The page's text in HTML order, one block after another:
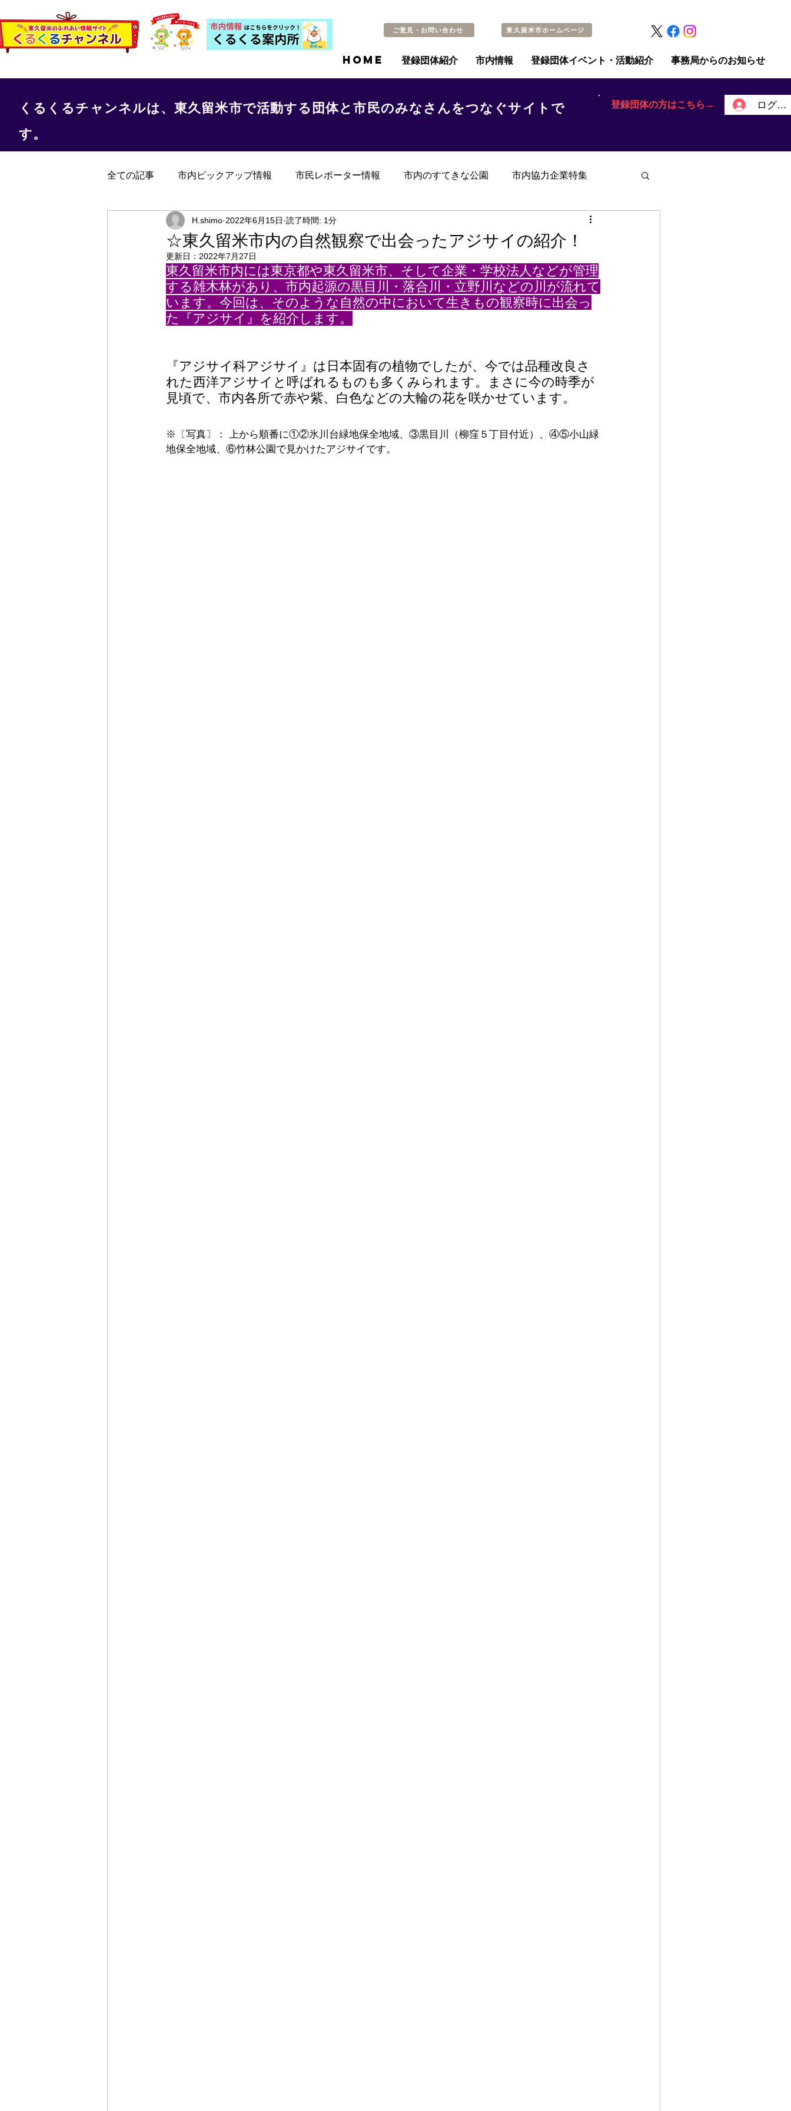
ご意見・お問い合わせ 東久留米市ホームページ
HOME 登録団体紹介 市内情報 登録団体イベント・活動紹介 事務局からのお知らせ
くるくるチャンネルは、東久留米市で活動する団体と市民のみなさんをつなぐサイトで
す。
登録団体の方はこちら→ ログイ
全ての記事 市内ピックアップ情報 市民レポーター情報 市内のすてきな公園 市内協力企業特集
くるくる保健室 事務局からのお知らせ
☆東久留米市内の自然観察で出会ったアジサイの紹介！
H.shimo 2022年6月15日 読了時間: 1分
更新日： 2022年7月27日
東久留米市内には東京都や東久留米市、そして企業・学校法人などが管理
する雑木林があり、市内起源の黒目川・落合川・立野川などの川が流れて
います。今回は、そのような自然の中において生きもの観察時に出会っ
た『アジサイ』を紹介します。
『アジサイ科アジサイ』は日本固有の植物でしたが、今では品種改良さ
れた西洋アジサイと呼ばれるものも多くみられます。まさに今の時季が
見頃で、市内各所で赤や紫、白色などの大輪の花を咲かせています。
※〔写真〕： 上から順番に①②氷川台緑地保全地域、③黒目川（柳窪５丁目付近）、④⑤小山緑
地保全地域、⑥竹林公園で見かけたアジサイです。